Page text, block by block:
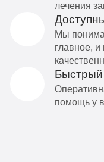
лечения
Мы
главное,
Быстрый
помощь у